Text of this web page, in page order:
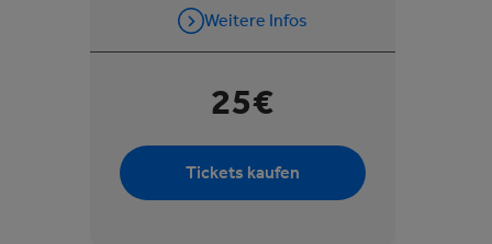
Weitere Infos
25€
Tickets kaufen